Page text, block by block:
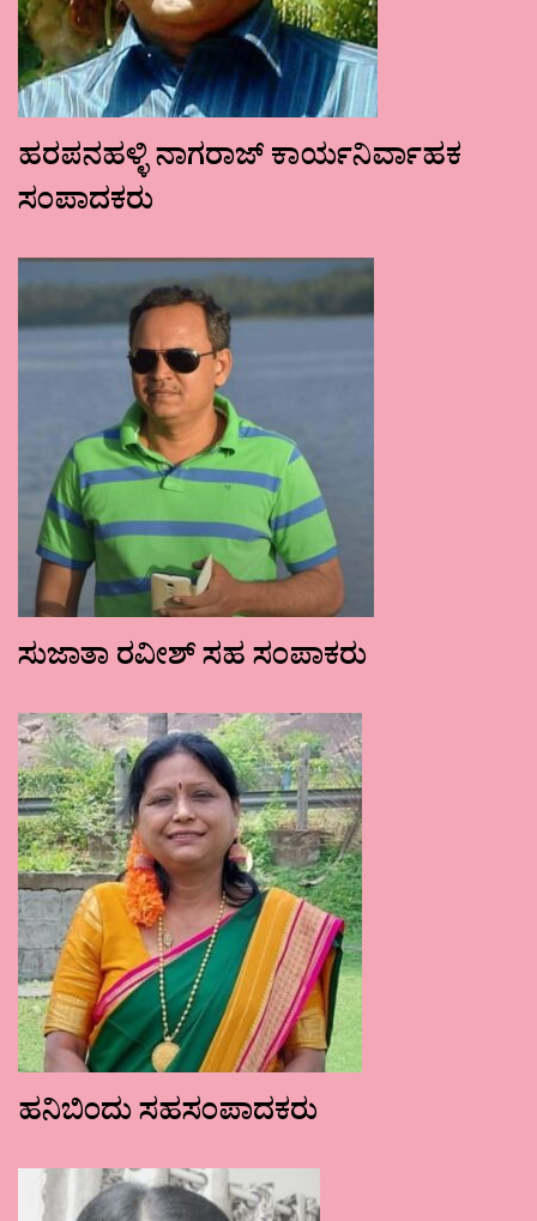
ಹರಪನಹಳ್ಳಿ ನಾಗರಾಜ್ ಕಾರ್ಯನಿರ್ವಾಹಕ
ಸಂಪಾದಕರು
ಸುಜಾತಾ ರವೀಶ್ ಸಹ ಸಂಪಾಕರು
ಹನಿಬಿಂದು ಸಹಸಂಪಾದಕರು